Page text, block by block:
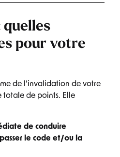
pour votre
de l’invalidation de votre
totale de points. Elle
de conduire
le code et/ou la